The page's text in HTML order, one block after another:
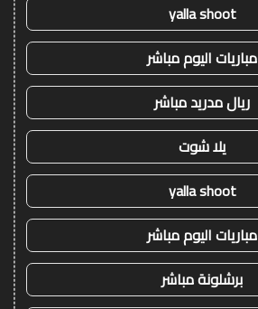
yalla shoot
مباريات اليوم مباشر
ريال مدريد مباشر
يلا شوت
yalla shoot
مباريات اليوم مباشر
برشلونة مباشر